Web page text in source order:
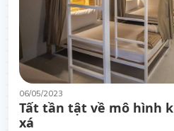
06/05/2023
Tất tần tật về mô hình
xá